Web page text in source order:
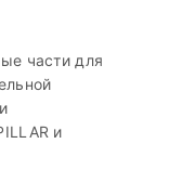
части для
и